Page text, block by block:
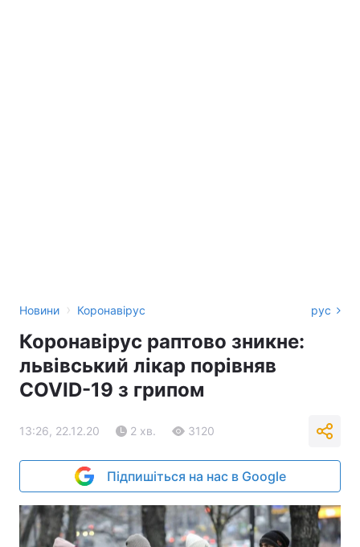
Новини › Коронавірус рус
Коронавірус раптово зникне:
львівський лікар порівняв
COVID-19 з грипом
13:26, 22.12.20 2 хв. 3120
Підпишіться на нас в Google